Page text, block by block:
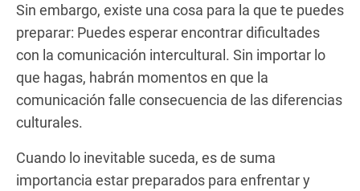
Sin embargo, existe una cosa para la que te puedes
preparar: Puedes esperar encontrar dificultades
con la comunicación intercultural. Sin importar lo
que hagas, habrán momentos en que la
comunicación falle consecuencia de las diferencias
culturales.
Cuando lo inevitable suceda, es de suma
importancia estar preparados para enfrentar y